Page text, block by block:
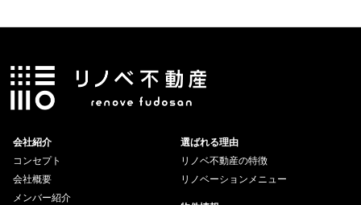
会社紹介
コンセプト
会社概要
メンバー紹介
選ばれる理由
リノベ不動産の特徴
リノベーションメニュー